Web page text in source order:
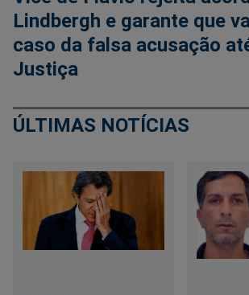
Lindbergh e garante que
caso da falsa acusação
Justiça
ÚLTIMAS NOTÍCIAS